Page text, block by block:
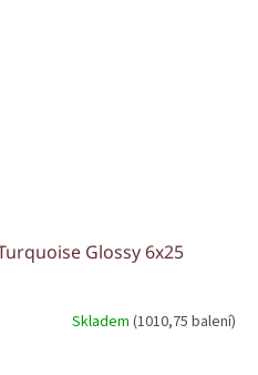
Glossy 6x25
Skladem (1010,75 balení)